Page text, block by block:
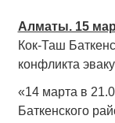
Алматы. 15
Кок-Таш
конфликта
«14 марта в
Баткенского